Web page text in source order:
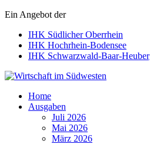
Ein Angebot der
IHK Südlicher Oberrhein
IHK Hochrhein-Bodensee
IHK Schwarzwald-Baar-
Wirtschaft im Südwesten
Home
Ausgaben
Juli 2026
Mai 2026
März 2026